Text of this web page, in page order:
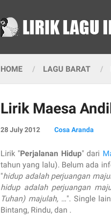
HOME LAGU BARAT
Lirik Maesa
28 July 2012 Cosa Aranda
Lirik "Perjalanan Hidup" dari
tahun yang lalu). Belum ada
"hidup adalah perjuangan
hidup adalah perjuangan
Tuhan) majulah, …". Single
Bintang, Rindu, dan .